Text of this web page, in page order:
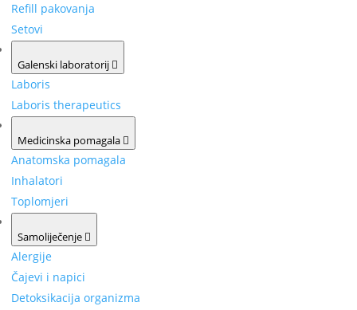
Refill pakovanja
Setovi
Galenski laboratorij
Laboris
Laboris therapeutics
Medicinska pomagala
Anatomska pomagala
Inhalatori
Toplomjeri
Samoliječenje
Alergije
Čajevi i napici
Detoksikacija organizma